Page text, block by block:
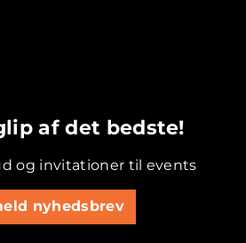
af det bedste!
og invitationer til events
nyhedsbrev